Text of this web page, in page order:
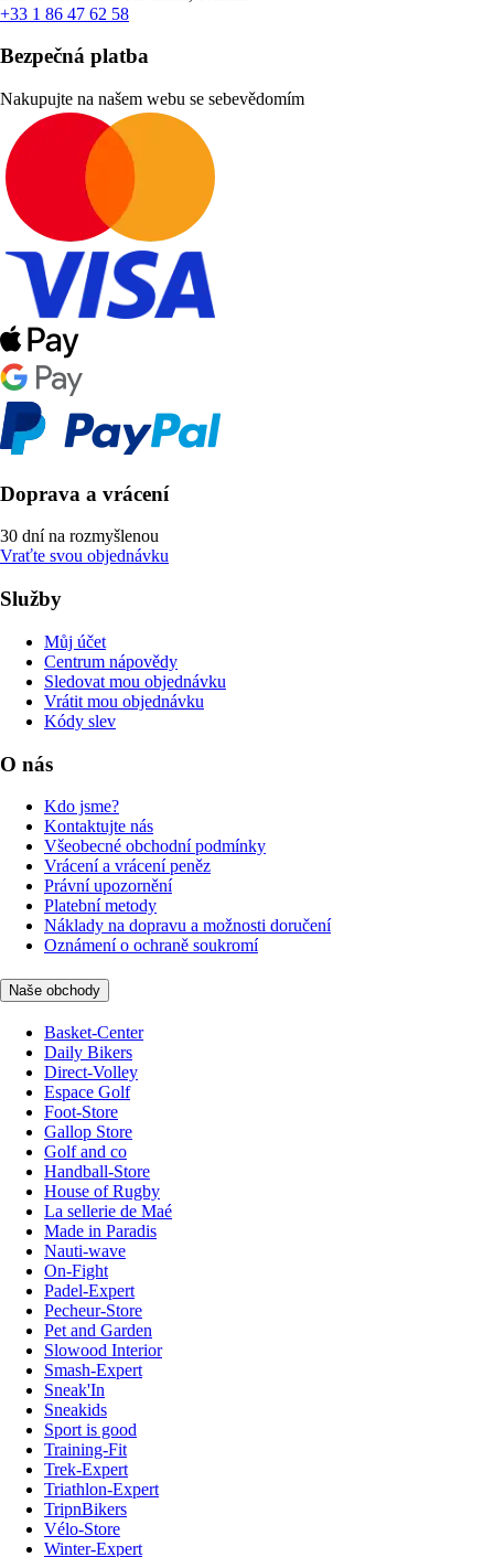
+33 1 86 47 62 58
Bezpečná platba
Nakupujte na našem webu se sebevědomím
Doprava a vrácení
30 dní na rozmyšlenou
Vraťte svou objednávku
Služby
Můj účet
Centrum nápovědy
Sledovat mou objednávku
Vrátit mou objednávku
Kódy slev
O nás
Kdo jsme?
Kontaktujte nás
Všeobecné obchodní podmínky
Vrácení a vrácení peněz
Právní upozornění
Platební metody
Náklady na dopravu a možnosti doručení
Oznámení o ochraně soukromí
Naše obchody
Basket-Center
Daily Bikers
Direct-Volley
Espace Golf
Foot-Store
Gallop Store
Golf and co
Handball-Store
House of Rugby
La sellerie de Maé
Made in Paradis
Nauti-wave
On-Fight
Padel-Expert
Pecheur-Store
Pet and Garden
Slowood Interior
Smash-Expert
Sneak'In
Sneakids
Sport is good
Training-Fit
Trek-Expert
Triathlon-Expert
TripnBikers
Vélo-Store
Winter-Expert